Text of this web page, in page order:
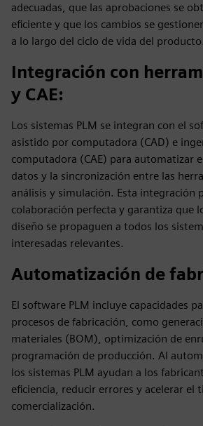
adecuadas, que las aprobaciones se
eficiente y que los cambios se
a lo largo del ciclo de vida del producto.
Integración con
y CAE:
Los sistemas PLM se integran con el
asistido por computadora (CAD) e
computadora (CAE) para automatizar
datos y la sincronización entre las
análisis y simulación. Esta integración
colaboración perfecta y garantiza que
diseño se propaguen a todos los
interesadas relevantes.
Automatización de
El software PLM incluye capacidades
procesos de fabricación, como
materiales (BOM), optimización de
programación de producción. Al
los sistemas PLM ayudan a los
eficiencia, reducir errores y acelerar el
comercialización.